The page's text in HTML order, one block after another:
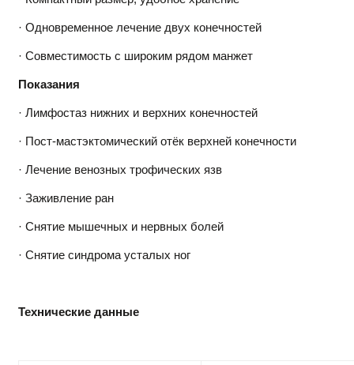
· Одновременное лечение двух конечностей
· Совместимость с широким рядом манжет
Показания
· Лимфостаз нижних и верхних конечностей
· Пост-мастэктомический отёк верхней конечности
· Лечение венозных трофических язв
· Заживление ран
· Снятие мышечных и нервных болей
· Снятие синдрома усталых ног
Технические данные